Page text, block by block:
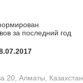
за последний год
20, Алматы, Казахстан